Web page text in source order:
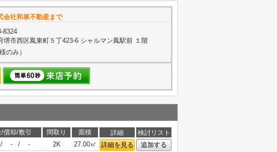
社和泉不動産まで
8324
堺市西区鳳東町５丁423-6 シャルマン鳳駅前 １階
のみ）
却/敷引 間取り 面積 詳細
検討リスト
/ - / - 2K 27.00㎡ 詳細を見る 追加する